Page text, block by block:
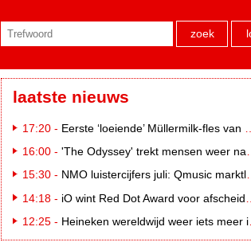
zoek
laatste nieuws
17:20 - Eerste ‘loeiende’ Müllermilk-fles van €25.000,- gevonden
16:00 - 'The Odyssey' trekt mensen weer naar de bioscoop
15:30 - NMO luistercijfers juli: Qmusic marktleider, gevolgd door NPO2 en 538
14:18 - iO wint Red Dot Award voor afscheidscampagne Peter Houtman bij Feyenoord
12:25 - Heineken wereldwijd weer iets meer in trek